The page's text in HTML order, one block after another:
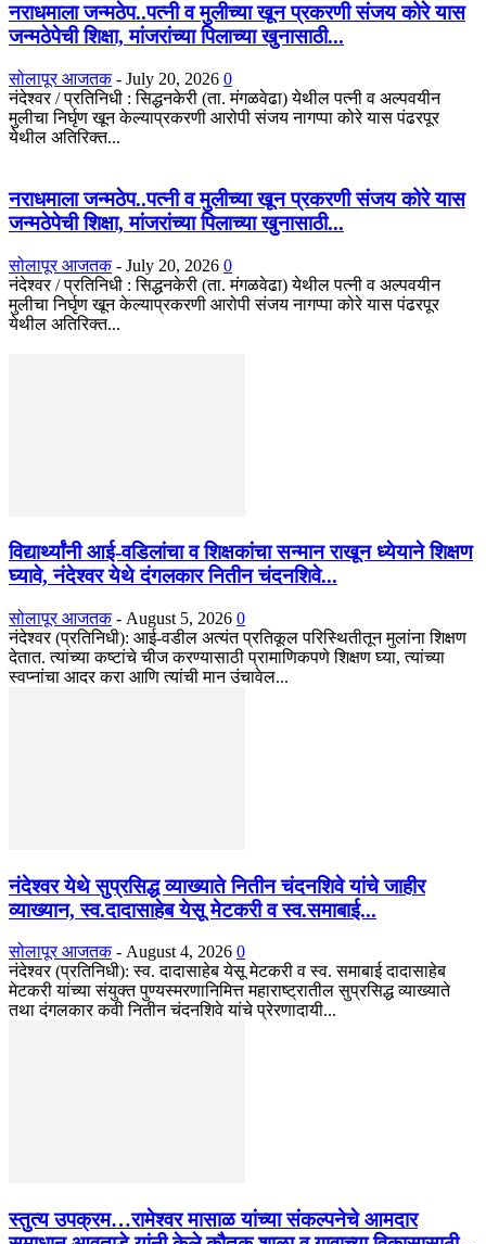
नराधमाला जन्मठेप..पत्नी व मुलीच्या खून प्रकरणी संजय कोरे यास
जन्मठेपेची शिक्षा, मांजरांच्या पिलाच्या खुनासाठी...
सोलापूर आजतक - July 20, 2026 0
नंदेश्वर / प्रतिनिधी : सिद्धनकेरी (ता. मंगळवेढा) येथील पत्नी व अल्पवयीन
मुलीचा निर्घृण खून केल्याप्रकरणी आरोपी संजय नागप्पा कोरे यास पंढरपूर
येथील अतिरिक्त...
नराधमाला जन्मठेप..पत्नी व मुलीच्या खून प्रकरणी संजय कोरे यास
जन्मठेपेची शिक्षा, मांजरांच्या पिलाच्या खुनासाठी...
सोलापूर आजतक - July 20, 2026 0
नंदेश्वर / प्रतिनिधी : सिद्धनकेरी (ता. मंगळवेढा) येथील पत्नी व अल्पवयीन
मुलीचा निर्घृण खून केल्याप्रकरणी आरोपी संजय नागप्पा कोरे यास पंढरपूर
येथील अतिरिक्त...
विद्यार्थ्यांनी आई-वडिलांचा व शिक्षकांचा सन्मान राखून ध्येयाने शिक्षण
घ्यावे, नंदेश्वर येथे दंगलकार नितीन चंदनशिवे...
सोलापूर आजतक - August 5, 2026 0
नंदेश्वर (प्रतिनिधी): आई-वडील अत्यंत प्रतिकूल परिस्थितीतून मुलांना शिक्षण
देतात. त्यांच्या कष्टांचे चीज करण्यासाठी प्रामाणिकपणे शिक्षण घ्या, त्यांच्या
स्वप्नांचा आदर करा आणि त्यांची मान उंचावेल...
नंदेश्वर येथे सुप्रसिद्ध व्याख्याते नितीन चंदनशिवे यांचे जाहीर
व्याख्यान, स्व.दादासाहेब येसू मेटकरी व स्व.समाबाई...
सोलापूर आजतक - August 4, 2026 0
नंदेश्वर (प्रतिनिधी): स्व. दादासाहेब येसू मेटकरी व स्व. समाबाई दादासाहेब
मेटकरी यांच्या संयुक्त पुण्यस्मरणानिमित्त महाराष्ट्रातील सुप्रसिद्ध व्याख्याते
तथा दंगलकार कवी नितीन चंदनशिवे यांचे प्रेरणादायी...
स्तुत्य उपक्रम…रामेश्वर मासाळ यांच्या संकल्पनेचे आमदार